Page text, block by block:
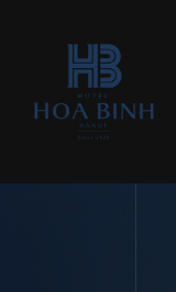
CÔNG TY CP SINH THÁI